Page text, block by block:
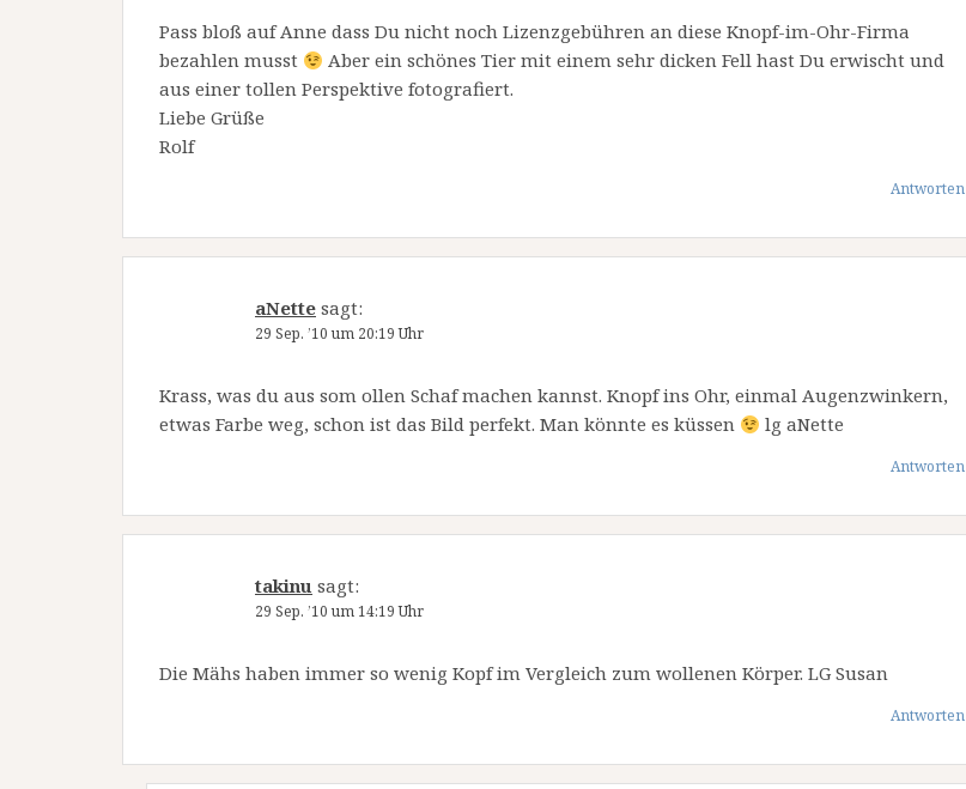
Pass bloß auf Anne dass Du nicht noch Lizenzgebühren an diese Knopf-im-Ohr-Firma
bezahlen musst
Aber ein schönes Tier mit einem sehr dicken Fell hast Du erwischt und
aus einer tollen Perspektive fotografiert.
Liebe Grüße
Rolf
Antworten
aNette sagt:
29 Sep. ’10 um 20:19 Uhr
Krass, was du aus som ollen Schaf machen kannst. Knopf ins Ohr, einmal Augenzwinkern,
etwas Farbe weg, schon ist das Bild perfekt. Man könnte es küssen
lg aNette
Antworten
takinu sagt:
29 Sep. ’10 um 14:19 Uhr
Die Mähs haben immer so wenig Kopf im Vergleich zum wollenen Körper. LG Susan
Antworten